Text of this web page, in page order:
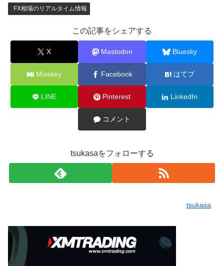
FX相場のリアルタイム情報
この記事をシェアする
X Mastodon Bluesky
Misskey Facebook はてブ
LINE Pinterest LinkedIn
コメント
tsukasaをフォローする
tsukasa